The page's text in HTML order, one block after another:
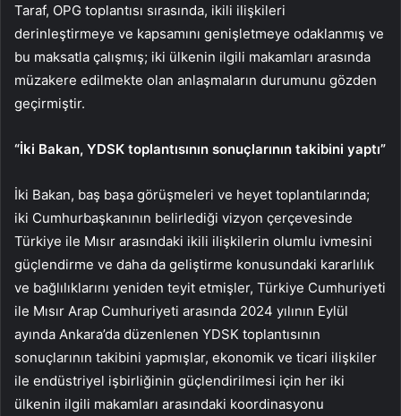
Taraf, OPG toplantısı sırasında, ikili ilişkileri
derinleştirmeye ve kapsamını genişletmeye odaklanmış ve
bu maksatla çalışmış; iki ülkenin ilgili makamları arasında
müzakere edilmekte olan anlaşmaların durumunu gözden
geçirmiştir.
“İki Bakan, YDSK toplantısının sonuçlarının takibini yaptı”
İki Bakan, baş başa görüşmeleri ve heyet toplantılarında;
iki Cumhurbaşkanının belirlediği vizyon çerçevesinde
Türkiye ile Mısır arasındaki ikili ilişkilerin olumlu ivmesini
güçlendirme ve daha da geliştirme konusundaki kararlılık
ve bağlılıklarını yeniden teyit etmişler, Türkiye Cumhuriyeti
ile Mısır Arap Cumhuriyeti arasında 2024 yılının Eylül
ayında Ankara’da düzenlenen YDSK toplantısının
sonuçlarının takibini yapmışlar, ekonomik ve ticari ilişkiler
ile endüstriyel işbirliğinin güçlendirilmesi için her iki
ülkenin ilgili makamları arasındaki koordinasyonu